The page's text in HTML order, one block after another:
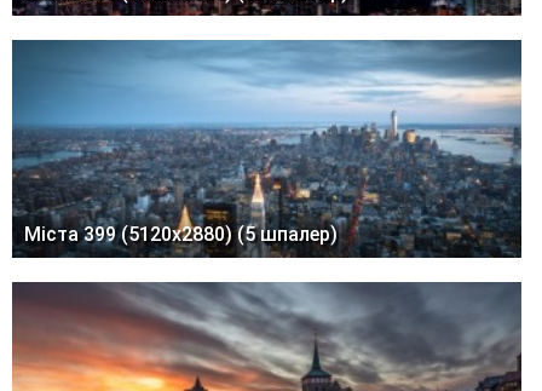
Міста 399 (5120x2880) (5 шпалер)